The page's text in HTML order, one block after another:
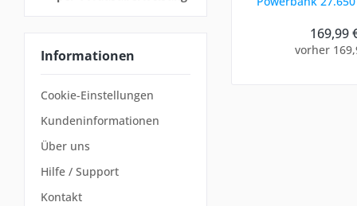
Informationen
Cookie-Einstellungen
Kundeninformationen
Über uns
Hilfe / Support
Kontakt
169,99
vorher